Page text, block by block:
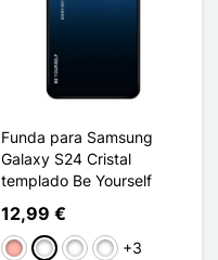
Funda para Samsung
Galaxy S24 Cristal
templado Be Yourself
12,99 €
Oro rosaBleu/NoirRose/Violet
Violet/Bleu
+3